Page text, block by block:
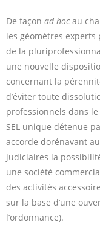
De façon ad hocau
les géomètres
de la
une nouvelle
concernant la
d’éviter toute
professionnels dans
SEL unique détenue
accorde dorénavant
judiciaires la
une société
des activités
sur la base d’une
l’ordonnance).